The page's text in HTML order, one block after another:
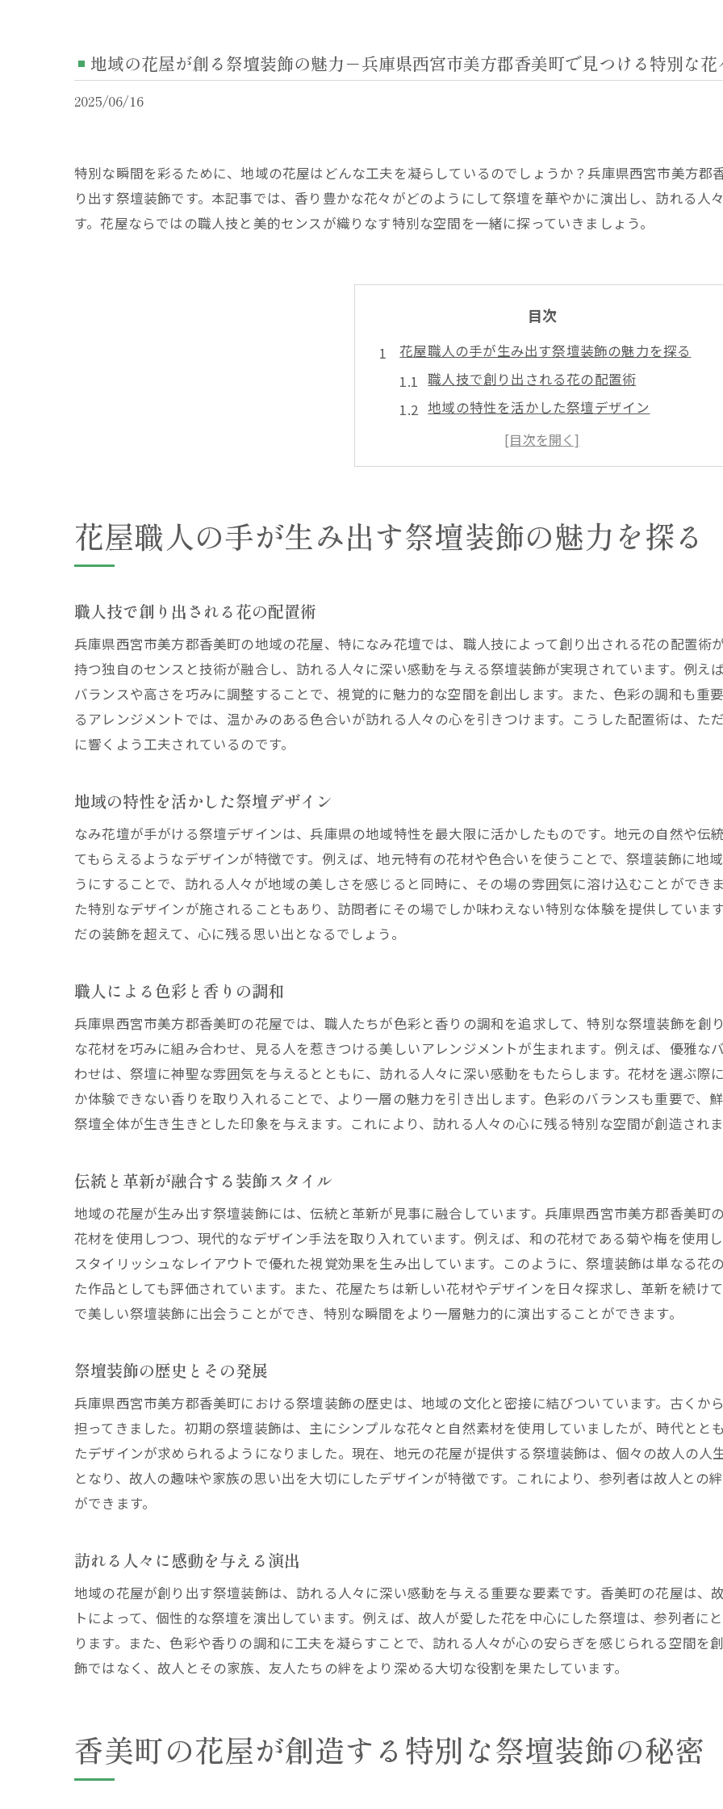
地域の花屋が創る祭壇装飾の魅力－兵庫県西宮市美方郡香美町で見つける特別な花
2025/06/16
特別な瞬間を彩るために、地域の花屋はどんな工夫を凝らしているのでしょうか？兵庫県西宮市美方
り出す祭壇装飾です。本記事では、香り豊かな花々がどのようにして祭壇を華やかに演出し、訪れる人
す。花屋ならではの職人技と美的センスが織りなす特別な空間を一緒に探っていきましょう。
目次
花屋職人の手が生み出す祭壇装飾の魅力を探る
職人技で創り出される花の配置術
地域の特性を活かした祭壇デザイン
職人による色彩と香りの調和
伝統と革新が融合する装飾スタイル
訪れる人々に感動を与える演出
香美町の花屋が創造する特別な祭壇装飾の秘密
香美町特有の文化を反映した装飾
花屋が考える色彩とテーマの選び方
環境に配慮したエコ装飾技術
地域のコミュニティと連携したイベント企画
各種花材の香りとデザインの融合
異なる香りの組み合わせによる新たな体験
香りが演出する心の癒し空間
祭壇を訪れる人々への香りのサプライズ
訪れる人々に残る印象的なビジュアル
祭壇装飾がもたらすコミュニティの絆
地元から支持される花屋の挑戦
感動を最大限に引き出すための花材選び
感情に働きかける色彩の選び方
匠が取り組む心のリラクゼーション
訪れる人々の心を癒すための工夫
祭壇装飾が持つセラピー効果
地元素材を活かした創造性
香美町の自然を取り入れた装飾
祭壇装飾における環境への配慮
地域との連携が生む新たな装飾スタイル
デザインにおける独自の視点とアイデア
西宮市の風土を反映した美的表現
テーマに応じたオリジナルデザインの魅力
訪れる人々に感動を与える祭壇デザイン
香りと美しさが調和する花屋の祭壇装飾を体験
香りとビジュアルが生み出すシンフォニー
花屋職人の手が生み出す祭壇装飾の魅力を探る
職人技で創り出される花の配置術
兵庫県西宮市美方郡香美町の地域の花屋、特になみ花壇では、職人技によって創り出される花の配置術
持つ独自のセンスと技術が融合し、訪れる人々に深い感動を与える祭壇装飾が実現されています。例え
バランスや高さを巧みに調整することで、視覚的に魅力的な空間を創出します。また、色彩の調和も重
るアレンジメントでは、温かみのある色合いが訪れる人々の心を引きつけます。こうした配置術は、た
に響くよう工夫されているのです。
地域の特性を活かした祭壇デザイン
なみ花壇が手がける祭壇デザインは、兵庫県の地域特性を最大限に活かしたものです。地元の自然や伝
てもらえるようなデザインが特徴です。例えば、地元特有の花材や色合いを使うことで、祭壇装飾に地
うにすることで、訪れる人々が地域の美しさを感じると同時に、その場の雰囲気に溶け込むことができ
た特別なデザインが施されることもあり、訪問者にその場でしか味わえない特別な体験を提供していま
だの装飾を超えて、心に残る思い出となるでしょう。
職人による色彩と香りの調和
兵庫県西宮市美方郡香美町の花屋では、職人たちが色彩と香りの調和を追求して、特別な祭壇装飾を創
な花材を巧みに組み合わせ、見る人を惹きつける美しいアレンジメントが生まれます。例えば、優雅な
わせは、祭壇に神聖な雰囲気を与えるとともに、訪れる人々に深い感動をもたらします。花材を選ぶ際
か体験できない香りを取り入れることで、より一層の魅力を引き出します。色彩のバランスも重要で、
祭壇全体が生き生きとした印象を与えます。これにより、訪れる人々の心に残る特別な空間が創造され
伝統と革新が融合する装飾スタイル
地域の花屋が生み出す祭壇装飾には、伝統と革新が見事に融合しています。兵庫県西宮市美方郡香美町
花材を使用しつつ、現代的なデザイン手法を取り入れています。例えば、和の花材である菊や梅を使用
スタイリッシュなレイアウトで優れた視覚効果を生み出しています。このように、祭壇装飾は単なる花
た作品としても評価されています。また、花屋たちは新しい花材やデザインを日々探求し、革新を続け
で美しい祭壇装飾に出会うことができ、特別な瞬間をより一層魅力的に演出することができます。
祭壇装飾の歴史とその発展
兵庫県西宮市美方郡香美町における祭壇装飾の歴史は、地域の文化と密接に結びついています。古くか
担ってきました。初期の祭壇装飾は、主にシンプルな花々と自然素材を使用していましたが、時代とと
たデザインが求められるようになりました。現在、地元の花屋が提供する祭壇装飾は、個々の故人の人
となり、故人の趣味や家族の思い出を大切にしたデザインが特徴です。これにより、参列者は故人との
ができます。
訪れる人々に感動を与える演出
地域の花屋が創り出す祭壇装飾は、訪れる人々に深い感動を与える重要な要素です。香美町の花屋は、
トによって、個性的な祭壇を演出しています。例えば、故人が愛した花を中心にした祭壇は、参列者に
ります。また、色彩や香りの調和に工夫を凝らすことで、訪れる人々が心の安らぎを感じられる空間を
飾ではなく、故人とその家族、友人たちの絆をより深める大切な役割を果たしています。
香美町の花屋が創造する特別な祭壇装飾の秘密